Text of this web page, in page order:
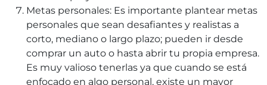
Metas personales: Es importante plantear metas
personales que sean desafiantes y realistas a
corto, mediano o largo plazo; pueden ir desde
comprar un auto o hasta abrir tu propia empresa.
Es muy valioso tenerlas ya que cuando se está
enfocado en algo personal, existe un mayor